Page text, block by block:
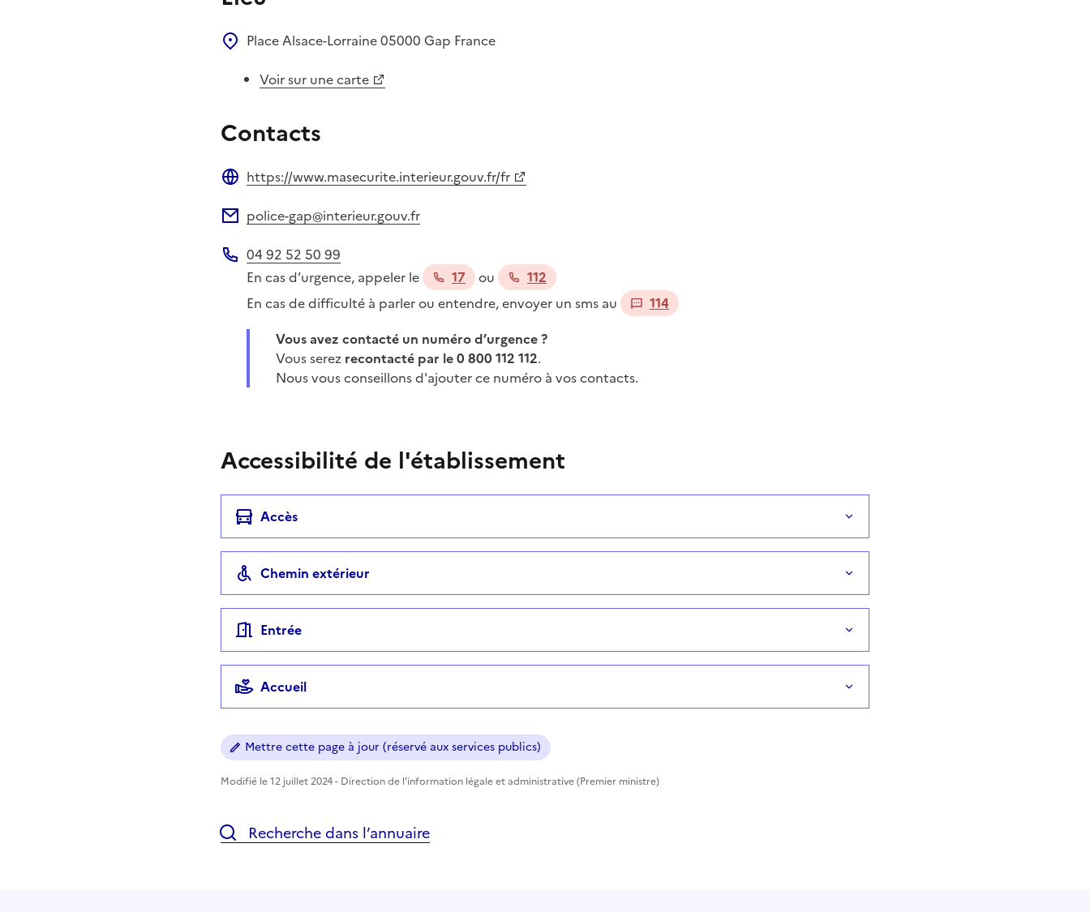
Place Alsace-Lorraine05000 Gap France
Voir sur une carte
Contacts
https://www.masecurite.interieur.gouv.fr/fr
police-gap@interieur.gouv.fr
Téléphone
04 92 52 50 99
En cas d’urgence, appeler le
17 ou
112
En cas de difficulté à parler ou entendre, envoyer un sms au
114
Vous avez contacté un numéro d’urgence ?
Vous serez recontacté par le 0 800 112 112.
Nous vous conseillons d'ajouter ce numéro à vos contacts.
Accessibilité de l'établissement
Accès
Chemin extérieur
Entrée
Accueil
Mettre cette page à jour (réservé aux services publics)
Modifié le 12 juillet 2024 - Direction de l'information légale et administrative (Premier ministre)
Recherche dans l’annuaire